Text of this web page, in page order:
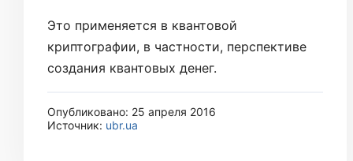
Это применяется в квантовой
криптографии, в частности, перспективе
создания квантовых денег.
Опубликовано: 25 апреля 2016
Источник: ubr.ua